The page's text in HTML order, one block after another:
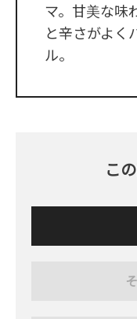
マ。甘美な味
と辛さがよく
ル。
こ